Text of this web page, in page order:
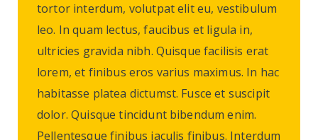
tortor interdum, volutpat elit eu, vestibulum
leo. In quam lectus, faucibus et ligula in,
ultricies gravida nibh. Quisque facilisis erat
lorem, et finibus eros varius maximus. In hac
habitasse platea dictumst. Fusce et suscipit
dolor. Quisque tincidunt bibendum enim.
Pellentesque finibus iaculis finibus. Interdum